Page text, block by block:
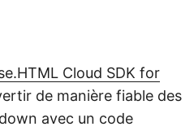
Cloud SDK for
de manière fiable des
avec un code